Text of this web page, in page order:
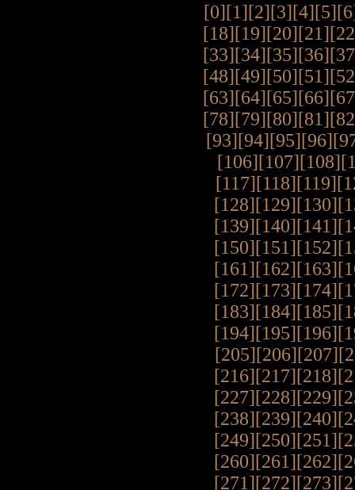
[0][1][2][3][4][5]
[18][19][20][21]
[33][34][35][36]
[48][49][50][51]
[63][64][65][66]
[78][79][80][81]
[93][94][95][96]
[106][107][108]
[117][118][119]
[128][129][130]
[139][140][141]
[150][151][152]
[161][162][163]
[172][173][174]
[183][184][185]
[194][195][196]
[205][206][207]
[216][217][218]
[227][228][229]
[238][239][240]
[249][250][251]
[260][261][262]
[271][272][273]